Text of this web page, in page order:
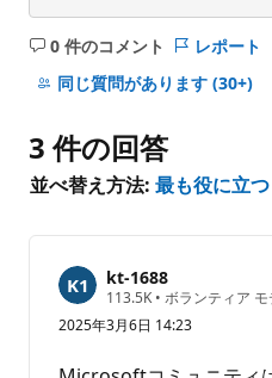
0 件のコメント
コ
メ
は
あ
ま
ん
レポート
同じ質問があります (30+)
3 件の回答
並べ替え方法: 最も役に立つ
kt-1688
113.5K 評
の
イ
• ボランティア
2025年3月6日 14:23